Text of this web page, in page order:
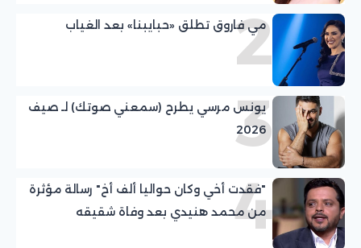
2
مي فاروق تطلق «حبايبنا» بعد الغياب
3
يونس مرسي يطرح (سمعني صوتك) لـ صيف
2026
4
"فقدت أخي وكان حواليا ألف أخ" رسالة مؤثرة
من محمد هنيدي بعد وفاة شقيقه